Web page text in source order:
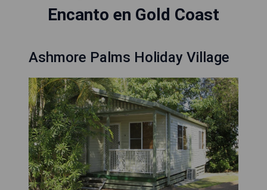
Encanto en Gold Coast
Ashmore Palms Holiday Village